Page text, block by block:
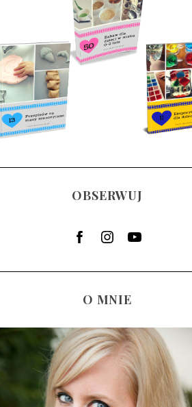
OBSERWUJ
O MNIE